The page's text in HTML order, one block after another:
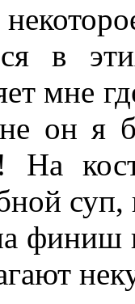
в
мне
он я
На